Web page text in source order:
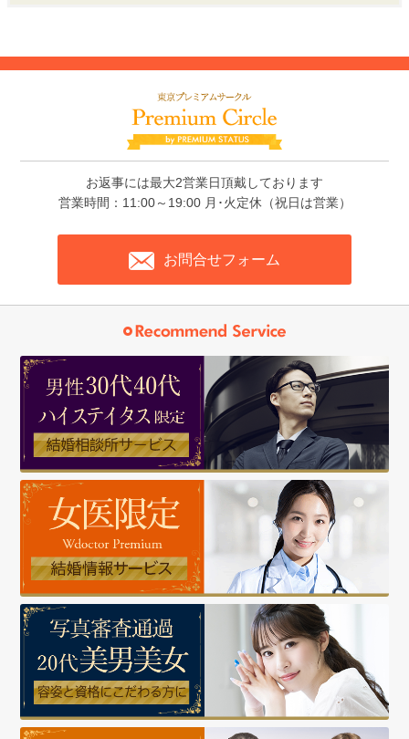
お返事には最大2営業日頂戴しております
営業時間：11:00～19:00 月･火定休（祝日は営業）
お問合せフォーム